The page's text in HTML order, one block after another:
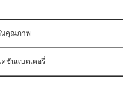
นคุณภาพ
คชั่นแบตเตอรี่